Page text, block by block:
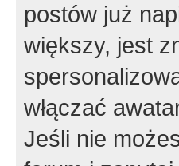
postów już
większy, jest
włączać
Jeśli nie